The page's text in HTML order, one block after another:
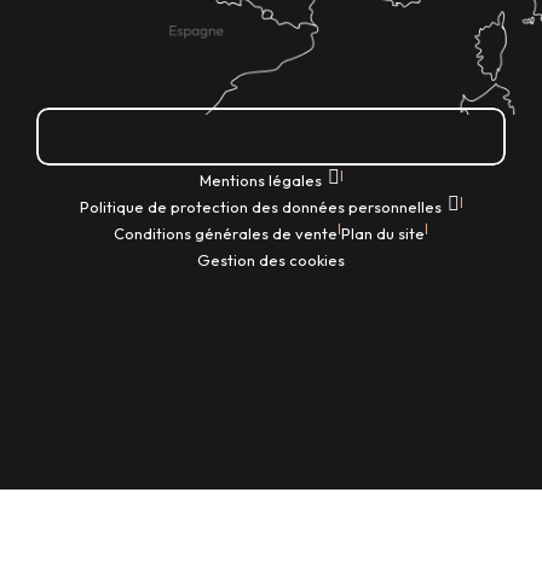
Mentions légales |
Politique de protection des données personnelles |
Conditions générales de vente|Plan du site|
Gestion des cookies